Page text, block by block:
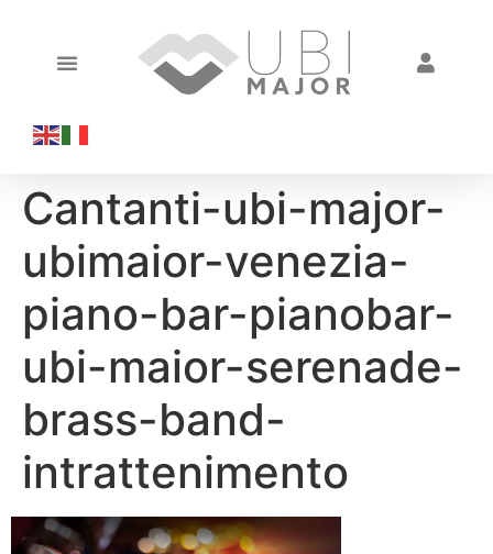
Cantanti-ubi-major-
ubimaior-venezia-
piano-bar-pianobar-
ubi-maior-serenade-
brass-band-
intrattenimento